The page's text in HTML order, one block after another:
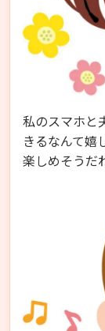
私のスマホと
きるなんて嬉
楽しめそうだ